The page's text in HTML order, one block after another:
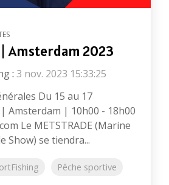
| Amsterdam 2023
: 3 nov. 2023 15:33:25
Du 15 au 17
Amsterdam | 10h00 - 18h00
Le METSTRADE (Marine
Show) se tiendra...
Pêche sportive